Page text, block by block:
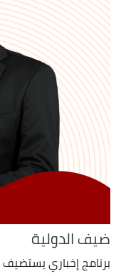
ضيف الدولية
برنامج إخباري